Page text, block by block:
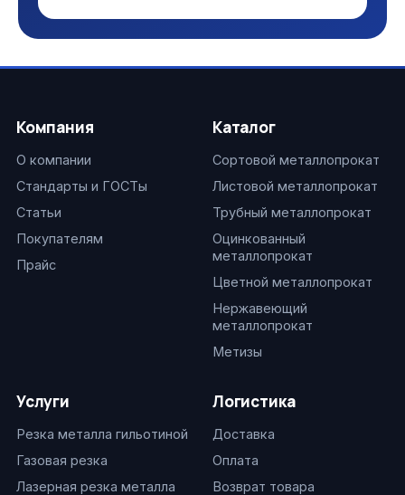
Компания
О компании
Стандарты и ГОСТы
Статьи
Покупателям
Прайс
Каталог
Сортовой металлопрокат
Листовой металлопрокат
Трубный металлопрокат
Оцинкованный
металлопрокат
Цветной металлопрокат
Нержавеющий
металлопрокат
Метизы
Услуги
Резка металла гильотиной
Газовая резка
Лазерная резка металла
Логистика
Доставка
Оплата
Возврат товара